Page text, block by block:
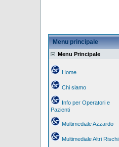
Menu principale
Menu Principale
Home
Chi siamo
Info per Operatori e
Pazienti
Multimediale Azzardo
Multimediale Altri Rischi